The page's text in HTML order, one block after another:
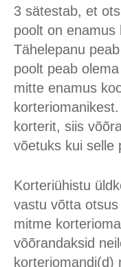
3 sätestab, et
poolt on enamus
Tähelepanu
poolt peab
mitte enamus
korterit, siis
võetuks kui selle
Korteriühistu
vastu võtta
mitme
võõrandaksid
korteriomandi(d)